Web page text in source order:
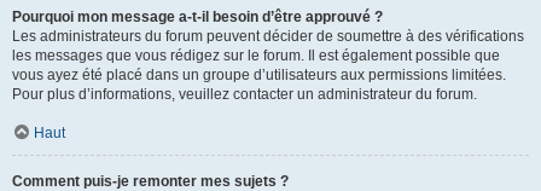
Pourquoi mon message a-t-il besoin d’être approuvé ?
Les administrateurs du forum peuvent décider de soumettre à des vérifications
les messages que vous rédigez sur le forum. Il est également possible que
vous ayez été placé dans un groupe d’utilisateurs aux permissions limitées.
Pour plus d’informations, veuillez contacter un administrateur du forum.
Haut
Comment puis-je remonter mes sujets ?